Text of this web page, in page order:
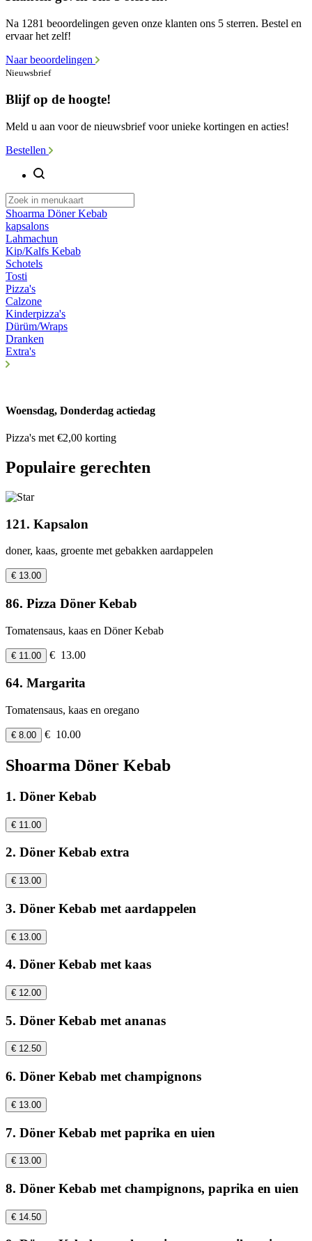
Na 1281 beoordelingen geven onze klanten ons 5 sterren. Bestel en
ervaar het zelf!
Naar beoordelingen
Nieuwsbrief
Blijf op de hoogte!
Meld u aan voor de nieuwsbrief voor unieke kortingen en acties!
Bestellen
Shoarma Döner Kebab
kapsalons
Lahmachun
Kip/Kalfs Kebab
Schotels
Tosti
Pizza's
Calzone
Kinderpizza's
Dürüm/Wraps
Dranken
Extra's
Woensdag, Donderdag actiedag
Pizza's met €2,00 korting
Populaire gerechten
121. Kapsalon
doner, kaas, groente met gebakken aardappelen
€ 13.00
86. Pizza Döner Kebab
Tomatensaus, kaas en Döner Kebab
€ 11.00 € 13.00
64. Margarita
Tomatensaus, kaas en oregano
€ 8.00 € 10.00
Shoarma Döner Kebab
1. Döner Kebab
€ 11.00
2. Döner Kebab extra
€ 13.00
3. Döner Kebab met aardappelen
€ 13.00
4. Döner Kebab met kaas
€ 12.00
5. Döner Kebab met ananas
€ 12.50
6. Döner Kebab met champignons
€ 13.00
7. Döner Kebab met paprika en uien
€ 13.00
8. Döner Kebab met champignons, paprika en uien
€ 14.50